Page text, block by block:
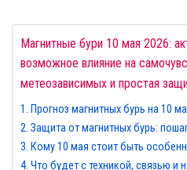
Магнитные бури 10 мая 2026:
возможное влияние на
метеозависимых и простая
Прогноз магнитных бурь на 10
Защита от магнитных бурь:
Кому 10 мая стоит быть
Что будет с техникой, связью и